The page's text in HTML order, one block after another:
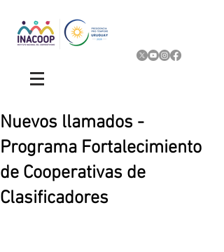
Nuevos llamados -
Programa Fortalecimiento
de Cooperativas de
Clasificadores